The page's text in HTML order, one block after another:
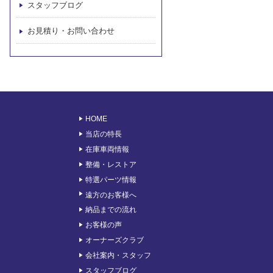
スタッフブログ
お見積り・お問い合わせ
HOME
当店の特長
在庫車両情報
整備・レストア
特選パーツ情報
遠方のお客様へ
納品までの流れ
お客様の声
オーナーズクラブ
会社案内・スタッフ
スタッフブログ